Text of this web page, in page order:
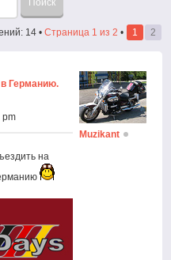
14 • Страница 1 из 2 • 1 2
в Германию.
pm
на
Muzikant